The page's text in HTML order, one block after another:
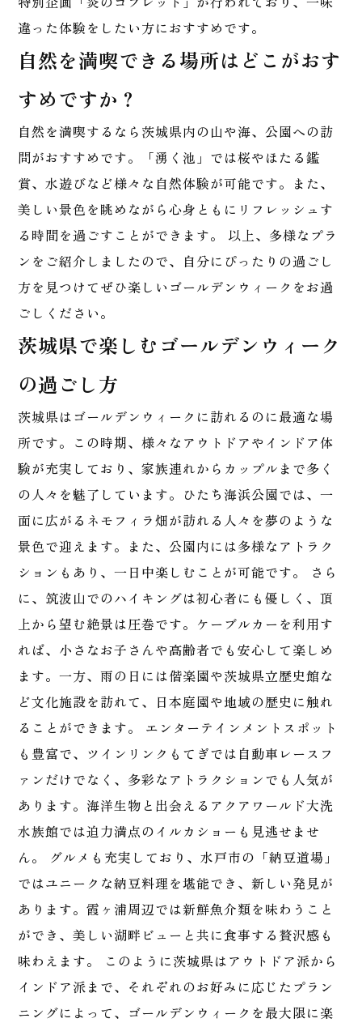
違った体験をしたい方におすすめです。
自然を満喫できる場所はどこがおす
すめですか？
自然を満喫するなら茨城県内の山や海、公園への訪
問がおすすめです。「湧く池」では桜やほたる鑑
賞、水遊びなど様々な自然体験が可能です。また、
美しい景色を眺めながら心身ともにリフレッシュす
る時間を過ごすことができます。 以上、多様なプラ
ンをご紹介しましたので、自分にぴったりの過ごし
方を見つけてぜひ楽しいゴールデンウィークをお過
ごしください。
茨城県で楽しむゴールデンウィーク
の過ごし方
茨城県はゴールデンウィークに訪れるのに最適な場
所です。この時期、様々なアウトドアやインドア体
験が充実しており、家族連れからカップルまで多く
の人々を魅了しています。ひたち海浜公園では、一
面に広がるネモフィラ畑が訪れる人々を夢のような
景色で迎えます。また、公園内には多様なアトラク
ションもあり、一日中楽しむことが可能です。 さら
に、筑波山でのハイキングは初心者にも優しく、頂
上から望む絶景は圧巻です。ケーブルカーを利用す
れば、小さなお子さんや高齢者でも安心して楽しめ
ます。一方、雨の日には偕楽園や茨城県立歴史館な
ど文化施設を訪れて、日本庭園や地域の歴史に触れ
ることができます。 エンターテインメントスポット
も豊富で、ツインリンクもてぎでは自動車レースフ
ァンだけでなく、多彩なアトラクションでも人気が
あります。海洋生物と出会えるアクアワールド大洗
水族館では迫力満点のイルカショーも見逃せませ
ん。 グルメも充実しており、水戸市の「納豆道場」
ではユニークな納豆料理を堪能でき、新しい発見が
あります。霞ヶ浦周辺では新鮮魚介類を味わうこと
ができ、美しい湖畔ビューと共に食事する贅沢感も
味わえます。 このように茨城県はアウトドア派から
インドア派まで、それぞれのお好みに応じたプラン
ニングによって、ゴールデンウィークを最大限に楽